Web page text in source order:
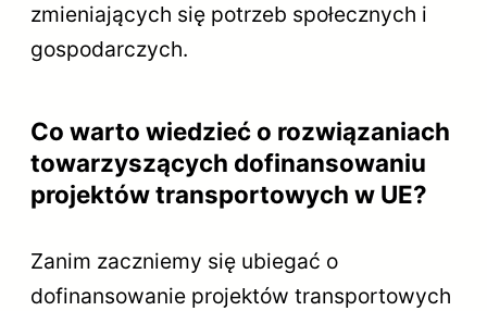
zmieniających się potrzeb społecznych i
gospodarczych.
Co warto wiedzieć o rozwiązaniach
towarzyszących dofinansowaniu
projektów transportowych w UE?
Zanim zaczniemy się ubiegać o
dofinansowanie projektów transportowych